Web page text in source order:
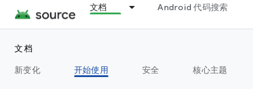
文档 Android 代码搜索
文档
新变化
开始使用 安全 核心主题